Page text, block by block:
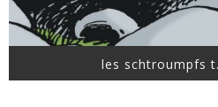
les schtroumpfs